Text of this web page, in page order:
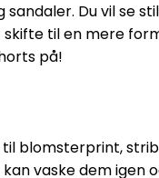
Du vil se
til en mere
på!
blomsterprint,
vaske dem